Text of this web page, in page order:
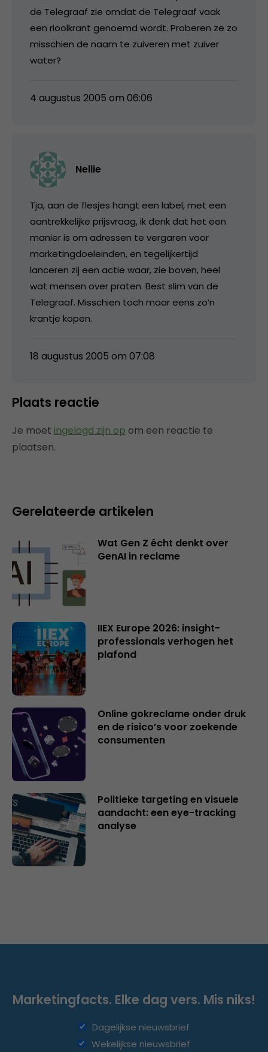
de Telegraaf zie omdat de Telegraaf vaak
een rioolkrant genoemd wordt. Proberen ze zo
misschien de naam te zuiveren met zuiver
water?
4 augustus 2005 om 06:06
Nellie
Tja, aan de flesjes hangt een label, met een
aantrekkelijke prijsvraag, ik denk dat het een
manier is om adressen te vergaren voor
marketingdoeleinden, en tegelijkertijd
lanceren zij een actie waar, zie boven, heel
wat mensen over praten. Best slim van de
Telegraaf. Misschien toch maar eens zo’n
krantje kopen.
18 augustus 2005 om 07:08
Plaats reactie
Je moet ingelogd zijn op om een reactie te
plaatsen.
Gerelateerde artikelen
Wat Gen Z écht denkt over
GenAI in reclame
IIEX Europe 2026: insight-
professionals verhogen het
plafond
Online gokreclame onder druk
en de risico’s voor zoekende
consumenten
Politieke targeting en visuele
aandacht: een eye-tracking
analyse
Marketingfacts. Elke dag vers. Mis niks!
Dagelijkse nieuwsbrief
Wekelijkse nieuwsbrief